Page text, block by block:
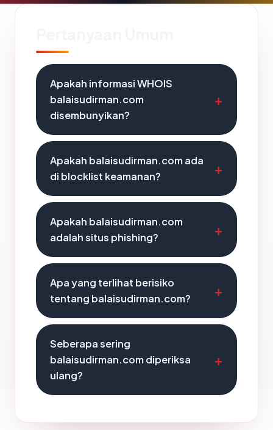
Apakah informasi WHOIS
balaisudirman.com
disembunyikan?
Apakah balaisudirman.com ada
di blocklist keamanan?
Apakah balaisudirman.com
adalah situs phishing?
Apa yang terlihat berisiko
tentang balaisudirman.com?
Seberapa sering
balaisudirman.com diperiksa
ulang?